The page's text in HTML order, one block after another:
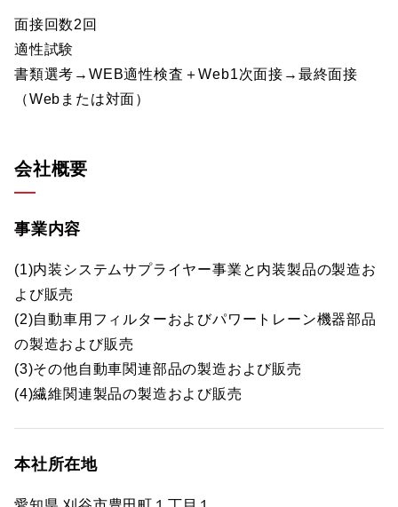
面接回数2回
適性試験
書類選考→WEB適性検査＋Web1次面接→最終面接
（Webまたは対面）
会社概要
事業内容
(1)内装システムサプライヤー事業と内装製品の製造お
よび販売
(2)自動車用フィルターおよびパワートレーン機器部品
の製造および販売
(3)その他自動車関連部品の製造および販売
(4)繊維関連製品の製造および販売
本社所在地